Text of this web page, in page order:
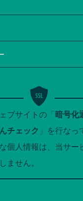
ブサイトの「暗号化
チェック 」を行な
個人情報は、当サー
ません。